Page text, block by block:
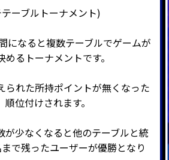
ーブルトーナメント)
になると複数テーブルでゲームが
るトーナメントです。
られた所持ポイントが無くなった
位付けされます。
が少なくなると他のテーブルと統
で残ったユーザーが優勝となり